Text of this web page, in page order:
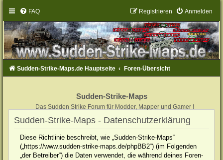
FAQ Anmelden
Registrieren
Sudden-Strike-Maps.de Hauptseite Foren-Übersicht
Sudden-Strike-Maps
Das Sudden Strike Forum für Modder, Mapper und Gamer !
Sudden-Strike-Maps - Datenschutzerklärung
Diese Richtlinie beschreibt, wie „Sudden-Strike-Maps“
(„https://www.sudden-strike-maps.de/phpBB2“) (im Folgenden
„der Betreiber“) die Daten verwendet, die während deines Foren-